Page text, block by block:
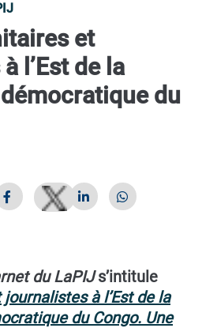
et
l’Est de la
du
du LaPIJs’intitule
à l’Est de la
du Congo. Une